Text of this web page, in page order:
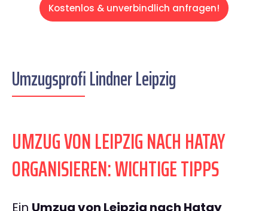
Kostenlos & unverbindlich anfragen!
Umzugsprofi Lindner Leipzig
UMZUG VON LEIPZIG NACH HATAY
ORGANISIEREN: WICHTIGE TIPPS